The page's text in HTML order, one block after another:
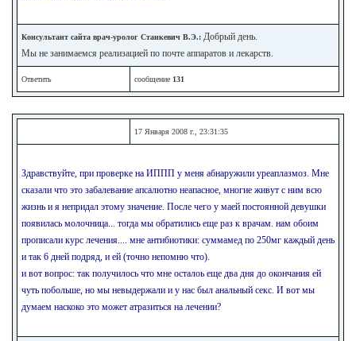
Консультант сайта врач-уролог Станкевич В.Э.: Добрый день.
Мы не занимаемся реализацией по почте аппаратов и лекарств.
Ответить сообщение 131
17 Января 2008 г., 23:31:35
Здравствуйте, при проверке на ИППП у меня абнаружили уреаплазмоз. Мне
сказали что это забалевание апсалютно неапасное, многие живут с ним всю
жизнь и я непридал этому значение. После чего у маей постоянной девушки
появилась молочница... тогда мы обратились еще раз к врачам. нам обоим
прописали курс лечения.... мне антибиотики: суммамед по 250мг каждый день
и так 6 дней подряд, и ей (точно непомню что).
и вот вопрос: так получилось что мне осталоь еще два дня до окончания ей
чуть побольше, но мы невыдержали и у нас был анальный секс. И вот мы
думаем наскоко это может атразиться на лечении?